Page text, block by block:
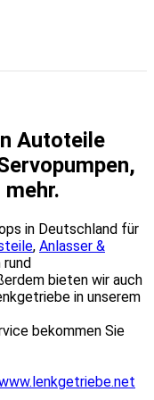
Autoteile
in Deutschland für
, Anlasser &
rund
bieten wir auch
in unserem
bekommen Sie